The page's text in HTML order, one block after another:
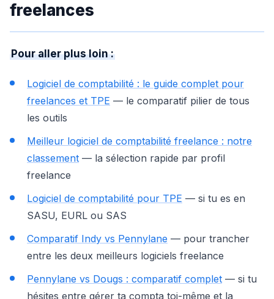
freelances
Pour aller plus loin :
Logiciel de comptabilité : le guide complet pour
freelances et TPE — le comparatif pilier de tous
les outils
Meilleur logiciel de comptabilité freelance : notre
classement — la sélection rapide par profil
freelance
Logiciel de comptabilité pour TPE — si tu es en
SASU, EURL ou SAS
Comparatif Indy vs Pennylane — pour trancher
entre les deux meilleurs logiciels freelance
Pennylane vs Dougs : comparatif complet — si tu
hésites entre gérer ta compta toi-même et la